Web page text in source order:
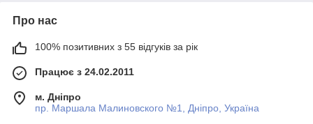
Про нас
100% позитивних з 55 відгуків за рік
Працює з 24.02.2011
м. Дніпро
пр. Маршала Малиновского №1, Дніпро, Україна